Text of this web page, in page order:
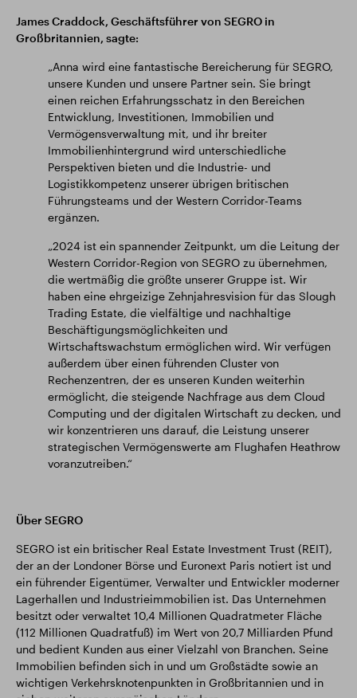
James Craddock, Geschäftsführer von SEGRO in
Großbritannien, sagte:
„Anna wird eine fantastische Bereicherung für SEGRO,
unsere Kunden und unsere Partner sein. Sie bringt
einen reichen Erfahrungsschatz in den Bereichen
Entwicklung, Investitionen, Immobilien und
Vermögensverwaltung mit, und ihr breiter
Immobilienhintergrund wird unterschiedliche
Perspektiven bieten und die Industrie- und
Logistikkompetenz unserer übrigen britischen
Führungsteams und der Western Corridor-Teams
ergänzen.
„2024 ist ein spannender Zeitpunkt, um die Leitung der
Western Corridor-Region von SEGRO zu übernehmen,
die wertmäßig die größte unserer Gruppe ist. Wir
haben eine ehrgeizige Zehnjahresvision für das Slough
Trading Estate, die vielfältige und nachhaltige
Beschäftigungsmöglichkeiten und
Wirtschaftswachstum ermöglichen wird. Wir verfügen
außerdem über einen führenden Cluster von
Rechenzentren, der es unseren Kunden weiterhin
ermöglicht, die steigende Nachfrage aus dem Cloud
Computing und der digitalen Wirtschaft zu decken, und
wir konzentrieren uns darauf, die Leistung unserer
strategischen Vermögenswerte am Flughafen Heathrow
voranzutreiben.“
Über SEGRO
SEGRO ist ein britischer Real Estate Investment Trust (REIT),
der an der Londoner Börse und Euronext Paris notiert ist und
ein führender Eigentümer, Verwalter und Entwickler moderner
Lagerhallen und Industrieimmobilien ist. Das Unternehmen
besitzt oder verwaltet 10,4 Millionen Quadratmeter Fläche
(112 Millionen Quadratfuß) im Wert von 20,7 Milliarden Pfund
und bedient Kunden aus einer Vielzahl von Branchen. Seine
Immobilien befinden sich in und um Großstädte sowie an
wichtigen Verkehrsknotenpunkten in Großbritannien und in